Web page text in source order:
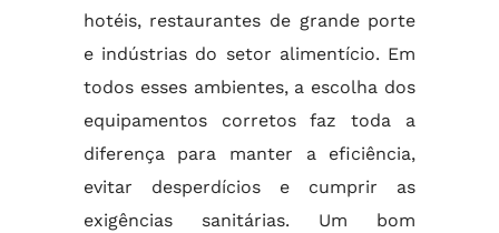
hotéis, restaurantes de grande porte
e indústrias do setor alimentício. Em
todos esses ambientes, a escolha dos
equipamentos corretos faz toda a
diferença para manter a eficiência,
evitar desperdícios e cumprir as
exigências sanitárias. Um bom